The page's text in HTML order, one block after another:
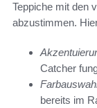
Teppiche mit den
abzustimmen.
Catcher
bereits im